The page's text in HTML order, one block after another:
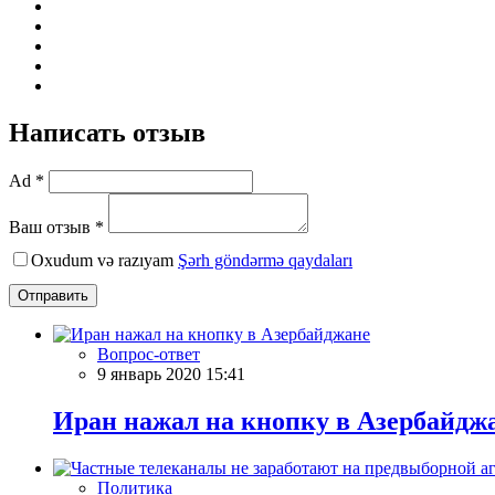
Написать отзыв
Ad *
Ваш отзыв *
Oxudum və razıyam Şərh göndərmə qaydaları
Отправить
Вопрос-ответ
9 январь 2020 15:41
Иран нажал на кнопку в
Политика